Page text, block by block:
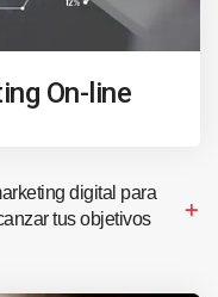
On-line
digital para
tus objetivos